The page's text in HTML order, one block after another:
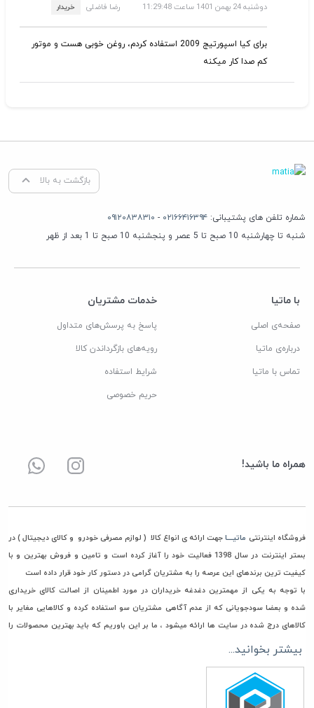
دوشنبه 24 بهمن 1401 ساعت 11:29:48
رضا فاضلی خریدار
برای کیا اسپورتیج 2009 استفاده کردم، روغن خوبی هست و موتور
کم صدا کار میکنه
بازگشت به بالا
شماره تلفن های پشتیبانی: ۰۲۱۶۶۴۱۶۳۹۴ - ۰۹۱۲۰۸۳۸۳۱۰
شنبه تا چهارشنبه 10 صبح تا 5 عصر و پنجشنبه 10 صبح تا 1 بعد از ظهر
با ماتیا
صفحه‌ی اصلی
درباره‌ی ماتیا
تماس با ماتیا
خدمات مشتریان
پاسخ به پرسش‌های متداول
رویه‌های بازگرداندن کالا
شرایط استفاده
حریم خصوصی
همراه ما باشید!
فروشگاه اینترنتی ماتیــــا جهت ارائه ی انواع کالا ( لوازم مصرفی خودرو و کالای دیجیتال ) در
بستر اینترنت در سال 1398 فعالیت خود را آغاز کرده است و تامین و فروش بهترین و با
کیفیت ترین برندهای این عرصه را به مشتریان گرامی در دستور کار خود قرار داده است
با توجه به یکی از مهمترین دغدغه خریداران در مورد اطمینان از اصالت کالای خریداری
شده و بعضا سودجویانی که از عدم آگاهی مشتریان سو استفاده کرده و کالاهایی مغایر با
کالاهای درج شده در سایت ها ارائه میشود ، ما بر این باوریم که باید بهترین محصولات را
جهت خرید و استفاده در اختیار مشتریان گرامی مان قرار دهیم، به همین جهت فقط مستقیما
هرگونه کالای غیر اصل به انبار ماتیا به صفر برسانیم
همچنین در راستای قیمت گذاری، هدف ماتیا رساندن کالا به دست مشتری با قیمتی منصفانه
بیشتر بخوانید...